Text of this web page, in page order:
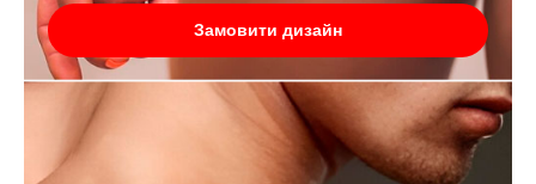
Замовити дизайн